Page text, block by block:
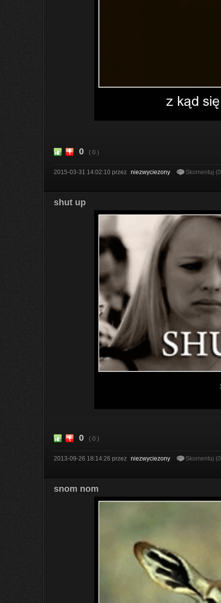
0 ( 0 )
2015-03-31 14:02:10 przez niezwyciezony Skomentuj
shut up
0 ( 0 )
2013-09-26 18:14:26 przez niezwyciezony Skomentuj
snom nom